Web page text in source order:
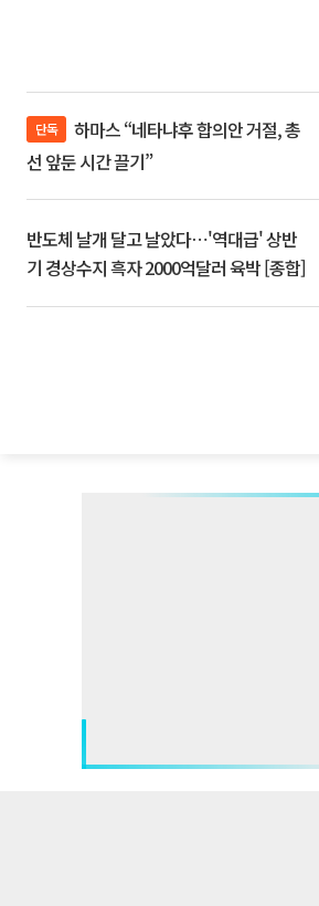
단독
선 앞둔 시간 끌기”
반도체 날개 달고 날았다⋯'역대급' 상반
기 경상수지 흑자 2000억달러 육박 [종합]